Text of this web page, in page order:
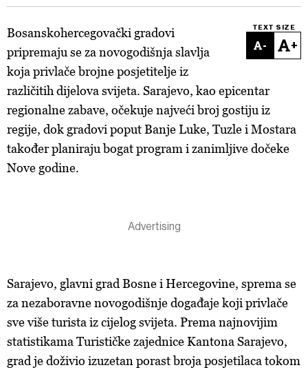
TEXT SIZE
- +
Bosanskohercegovački gradovi
pripremaju se za novogodišnja slavlja
koja privlače brojne posjetitelje iz
različitih dijelova svijeta. Sarajevo, kao epicentar
regionalne zabave, očekuje najveći broj gostiju iz
regije, dok gradovi poput Banje Luke, Tuzle i Mostara
također planiraju bogat program i zanimljive dočeke
Nove godine.
Sarajevo, glavni grad Bosne i Hercegovine, sprema se
za nezaboravne novogodišnje događaje koji privlače
sve više turista iz cijelog svijeta. Prema najnovijim
statistikama Turističke zajednice Kantona Sarajevo,
grad je doživio izuzetan porast broja posjetilaca tokom